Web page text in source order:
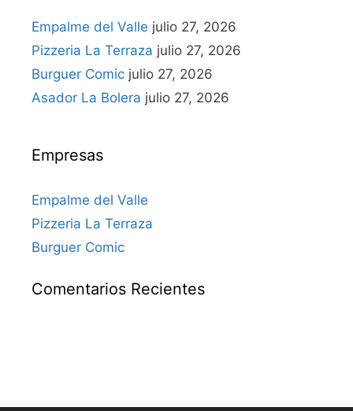
Empalme del Valle julio 27, 2026
Pizzeria La Terraza julio 27, 2026
Burguer Comic julio 27, 2026
Asador La Bolera julio 27, 2026
Empresas
Empalme del Valle
Pizzeria La Terraza
Burguer Comic
Comentarios Recientes